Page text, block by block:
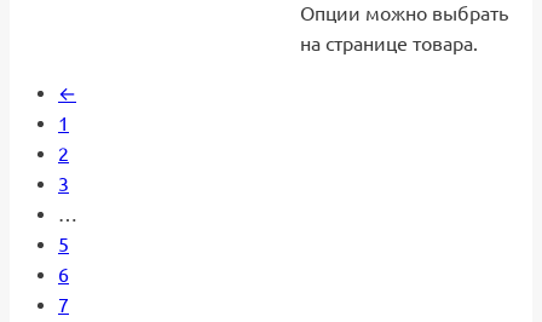
Опции можно выбрать
на странице товара.
←
1
2
3
…
5
6
7